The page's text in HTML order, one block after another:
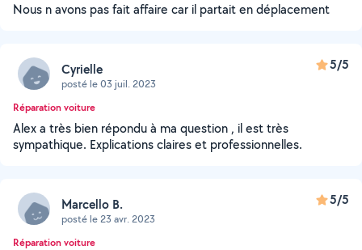
Nous n avons pas fait affaire car il partait en déplacement
Cyrielle
posté le 03 juil. 2023
5/5
Réparation voiture
Alex a très bien répondu à ma question , il est très
sympathique. Explications claires et professionnelles.
Marcello B.
posté le 23 avr. 2023
5/5
Réparation voiture